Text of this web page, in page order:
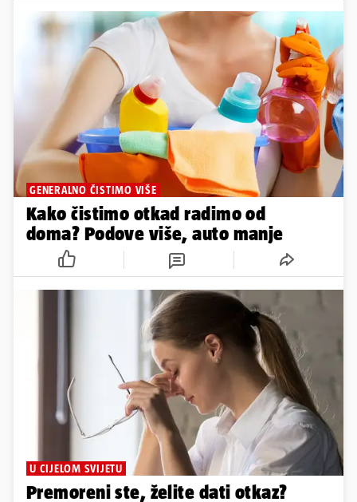
GENERALNO ČISTIMO VIŠE
Kako čistimo otkad radimo od
doma? Podove više, auto manje
U CIJELOM SVIJETU
Premoreni ste, želite dati otkaz?